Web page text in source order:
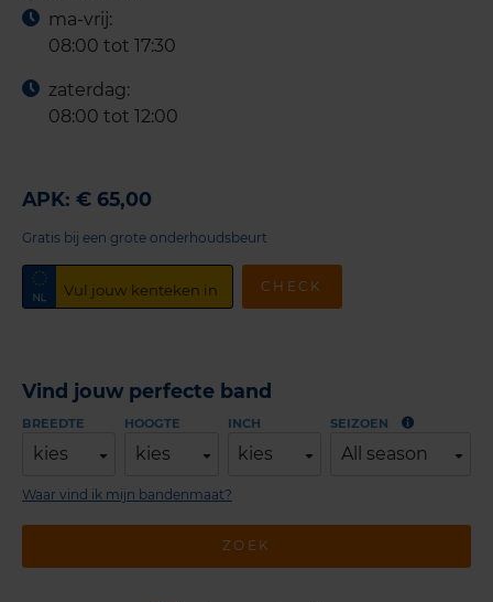
ma-vrij:
08:00 tot 17:30
zaterdag:
08:00 tot 12:00
APK: € 65,00
Gratis bij een grote onderhoudsbeurt
CHECK
Vind jouw perfecte band
Waar vind ik mijn bandenmaat?
BREEDTE
kies
HOOGTE
kies
INCH
kies
SEIZOEN
All season
ZOEK